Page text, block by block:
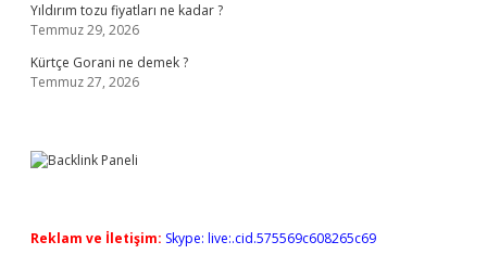
Yıldırım tozu fiyatları ne kadar ?
Temmuz 29, 2026
Kürtçe Gorani ne demek ?
Temmuz 27, 2026
Reklam ve İletişim: Skype: live:.cid.575569c608265c69